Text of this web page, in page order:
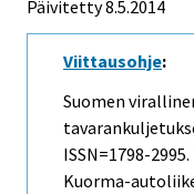
Päivitetty 8.5.2014
Viittausohje:
Suomen
ISSN=1798-
Kuorma-